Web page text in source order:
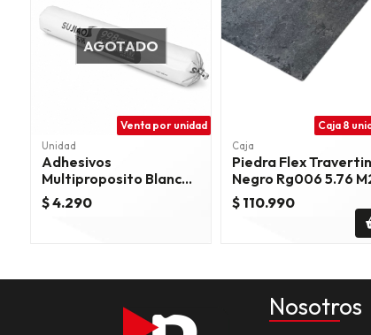
AGOTADO
Venta por unidad
Unidad
Adhesivos
Multiproposito Blanco
Unid.
$ 4.290
Caja 8
Caja
Piedra Flex
Negro Rg006 5.76
$ 110.990
Nosotros